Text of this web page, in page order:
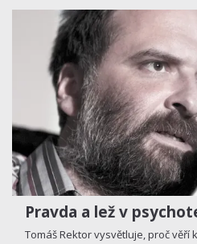
Pravda a lež v
Tomáš Rektor vysvětluje, proč věří